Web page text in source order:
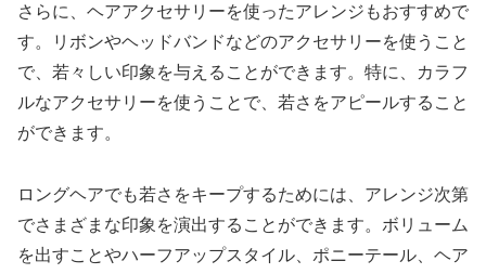
さらに、ヘアアクセサリーを使ったアレンジもおすすめで
す。リボンやヘッドバンドなどのアクセサリーを使うこと
で、若々しい印象を与えることができます。特に、カラフ
ルなアクセサリーを使うことで、若さをアピールすること
ができます。
ロングヘアでも若さをキープするためには、アレンジ次第
でさまざまな印象を演出することができます。ボリューム
を出すことやハーフアップスタイル、ポニーテール、ヘア